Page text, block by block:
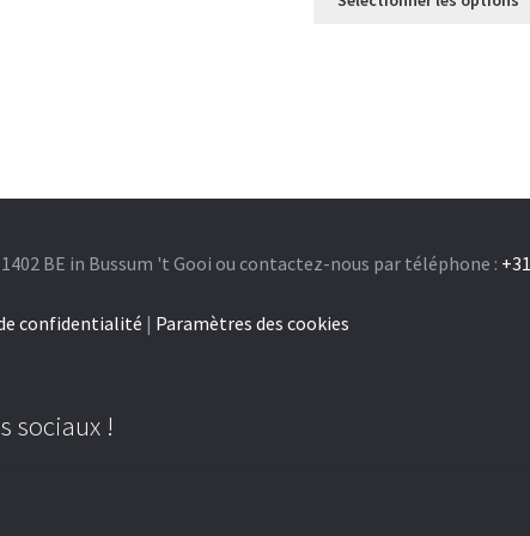
BE in Bussum 't Gooi ou contactez-nous par téléphone :
confidentialité | Paramètres des cookies
sociaux !